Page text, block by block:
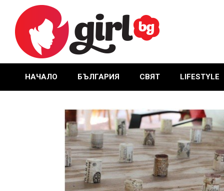
content
GIRL.BG
Primary
НАЧАЛО БЪЛГАРИЯ СВЯТ LIFESTYLE